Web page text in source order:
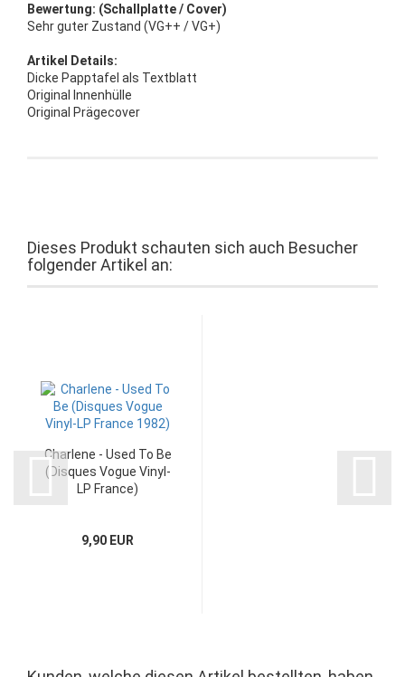
Bewertung: (Schallplatte / Cover)
Sehr guter Zustand (VG++ / VG+)
Artikel Details:
Dicke Papptafel als Textblatt
Original Innenhülle
Original Prägecover
Dieses Produkt schauten sich auch Besucher
folgender Artikel an:
Charlene - Used To Be
(Disques Vogue Vinyl-
LP France)
9,90 EUR